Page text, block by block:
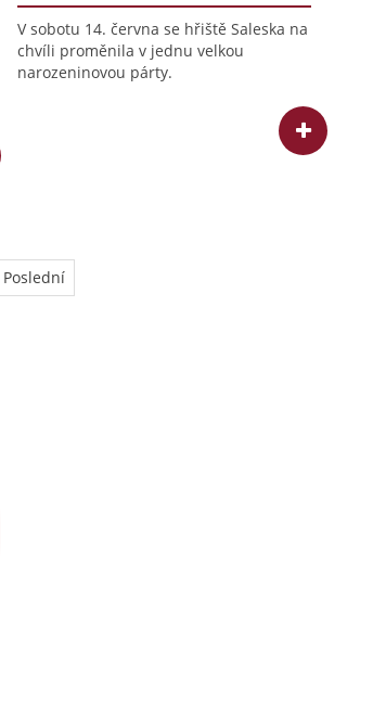
V sobotu 14. června se hřiště Saleska na
chvíli proměnila v jednu velkou
narozeninovou párty.
Poslední